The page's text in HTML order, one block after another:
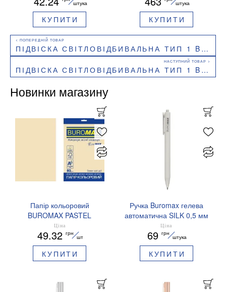
штука
КУПИТИ
штука
КУПИТИ
ПІДВІСКА СВІТЛОВІДБИВАЛЬНА ТИП 1 BUROMAX BM.9702 БУДИНОЧОК
ПІДВІСКА СВІТЛОВІДБИВАЛЬНА ТИП 1 BUROMAX BM.9703 ЛІТАЧОК
Новинки магазину
Папір кольоровий
BUROMAX PASTEL
EUROMAX 20 арк А4 80 г/
мс BM.2721220E-08
Ціна
49.32 грн
шт
КУПИТИ
Ручка Buromax гелева
автоматична SILK 0,5 мм
сині чорнила BM.83100
Ціна
69 грн
штука
КУПИТИ